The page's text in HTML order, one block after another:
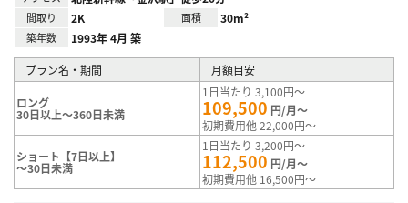
間取り 2K 面積 30m²
築年数 1993年 4月 築
プラン名・期間 月額目安
ロング
30日以上～360日未満
1日当たり 3,100円～
109,500 円/月～
初期費用他 22,000円～
ショート【7日以上】
～30日未満
1日当たり 3,200円～
112,500 円/月～
初期費用他 16,500円～